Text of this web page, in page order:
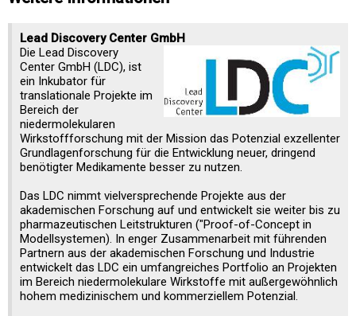
Lead Discovery Center GmbH
Die Lead Discovery
Center GmbH (LDC), ist
ein Inkubator für
translationale Projekte im
Bereich der
niedermolekularen
Wirkstoffforschung mit der Mission das Potenzial exzellenter
Grundlagenforschung für die Entwicklung neuer, dringend
benötigter Medikamente besser zu nutzen.
Das LDC nimmt vielversprechende Projekte aus der
akademischen Forschung auf und entwickelt sie weiter bis zu
pharmazeutischen Leitstrukturen ("Proof-of-Concept in
Modellsystemen). In enger Zusammenarbeit mit führenden
Partnern aus der akademischen Forschung und Industrie
entwickelt das LDC ein umfangreiches Portfolio an Projekten
im Bereich niedermolekulare Wirkstoffe mit außergewöhnlich
hohem medizinischem und kommerziellem Potenzial.